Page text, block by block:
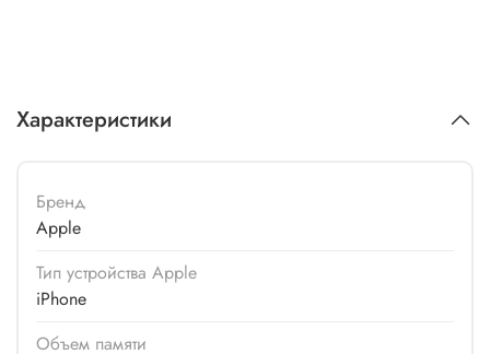
Характеристики
Бренд
Apple
Тип устройства Apple
iPhone
Объем памяти